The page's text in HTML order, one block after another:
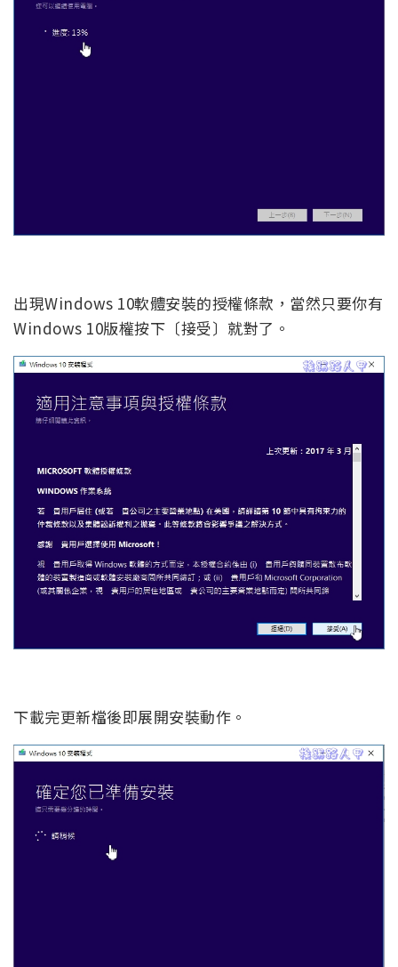
出現Windows 10軟體安裝的授權條款，當然只要你有
Windows 10版權按下〔接受〕就對了。
下載完更新檔後即展開安裝動作。